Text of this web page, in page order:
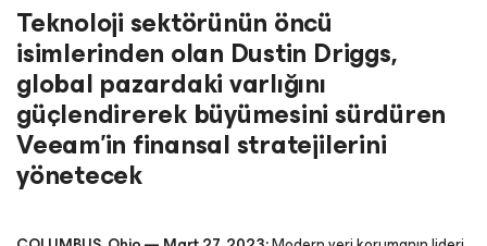
Teknoloji sektörünün öncü
isimlerinden olan Dustin Driggs,
global pazardaki varlığını
güçlendirerek büyümesini sürdüren
Veeam'in finansal stratejilerini
yönetecek